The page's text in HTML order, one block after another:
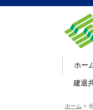
ホー
建退
ホーム >